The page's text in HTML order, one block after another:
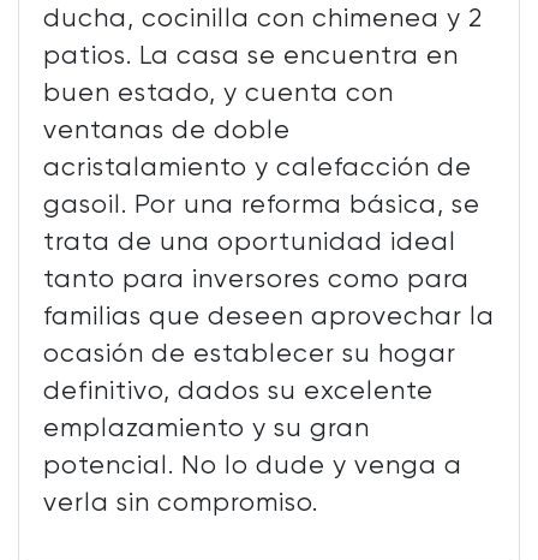
ducha, cocinilla con chimenea y 2
patios. La casa se encuentra en
buen estado, y cuenta con
ventanas de doble
acristalamiento y calefacción de
gasoil. Por una reforma básica, se
trata de una oportunidad ideal
tanto para inversores como para
familias que deseen aprovechar la
ocasión de establecer su hogar
definitivo, dados su excelente
emplazamiento y su gran
potencial. No lo dude y venga a
verla sin compromiso.